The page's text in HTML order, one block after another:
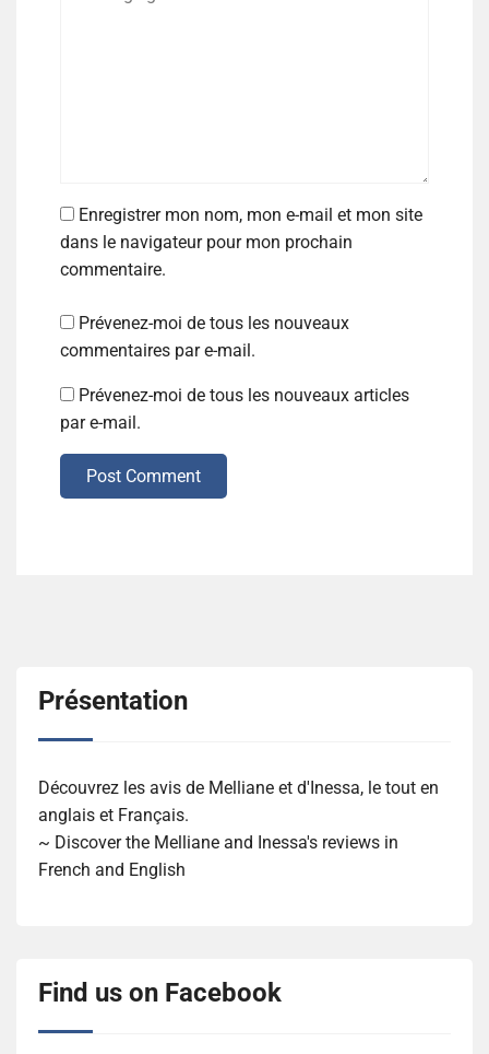
Enregistrer mon nom, mon e-mail et mon site
dans le navigateur pour mon prochain
commentaire.
Prévenez-moi de tous les nouveaux
commentaires par e-mail.
Prévenez-moi de tous les nouveaux articles
par e-mail.
Post Comment
Présentation
Découvrez les avis de Melliane et d'Inessa, le tout en
anglais et Français.
~ Discover the Melliane and Inessa's reviews in
French and English
Find us on Facebook